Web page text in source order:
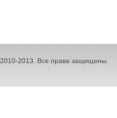
2010-2013. Все права защищены.